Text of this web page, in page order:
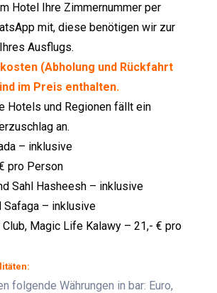
Hotel Ihre Zimmernummer per
mit, diese benötigen wir zur
Ausflugs.
(Abholung und Rückfahrt
im Preis enthalten.
Hotels und Regionen fällt ein
an.
– inklusive
pro Person
Sahl Hasheesh – inklusive
Safaga – inklusive
Club, Magic Life Kalawy – 21,- € pro
folgende Währungen in bar: Euro,